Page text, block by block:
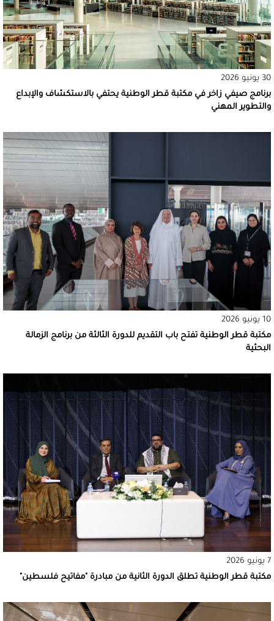
30 يونيو 2026
برنامج صيفي زاخر في مكتبة قطر الوطنية يحتفي بالاستكشاف والإبداع
والتطوير المهني
10 يونيو 2026
مكتبة قطر الوطنية تفتح باب التقديم للدورة الثالثة من برنامج الزمالة
البحثية
7 يونيو 2026
مكتبة قطر الوطنية تطلق الدورة الثانية من مبادرة "مفاتيح فلسطين"